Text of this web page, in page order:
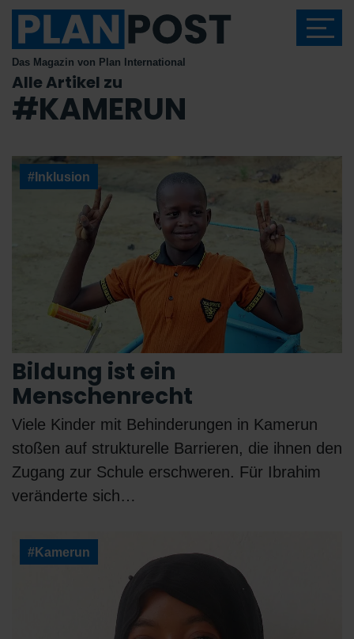
Das Magazin von Plan International
Alle Artikel zu
#KAMERUN
#Inklusion
Bildung ist ein
Menschenrecht
Viele Kinder mit Behinderungen in Kamerun
stoßen auf strukturelle Barrieren, die ihnen den
Zugang zur Schule erschweren. Für Ibrahim
veränderte sich…
#Kamerun